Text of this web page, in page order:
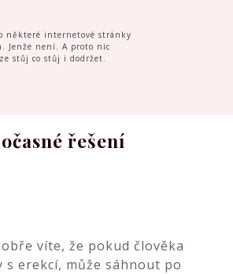
některé internetové stránky
Jenže není. A proto nic
stůj co stůj i dodržet.
řešení
víte, že pokud člověka
erekcí, může sáhnout po